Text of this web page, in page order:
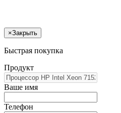
×Закрыть
Быстрая покупка
Продукт
Ваше имя
Телефон